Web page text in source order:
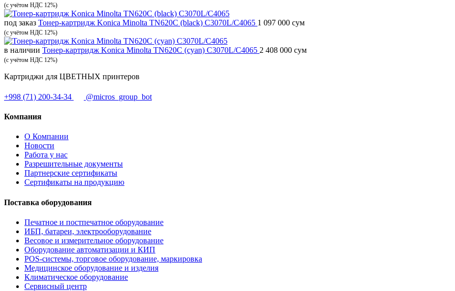
(с учётом НДС 12%)
под заказ Тонер-картридж Konica Minolta TN620C (black) C3070L/C4065 1 097 000 сум
(с учётом НДС 12%)
в наличии Тонер-картридж Konica Minolta TN620C (cyan) C3070L/C4065 2 408 000 сум
(с учётом НДС 12%)
Картриджи для ЦВЕТНЫХ принтеров
+998 (71) 200-34-34 @micros_group_bot
Компания
О Компании
Новости
Работа у нас
Разрешительные документы
Партнерские сертификаты
Сертификаты на продукцию
Поставка оборудования
Печатное и постпечатное оборудование
ИБП, батареи, электрооборудование
Весовое и измерительное оборудование
Оборудование автоматизации и КИП
POS-системы, торговое оборудование, маркировка
Медицинское оборудование и изделия
Климатическое оборудование
Сервисный центр